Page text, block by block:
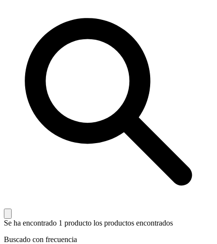
Se ha encontrado 1 producto los productos encontrados
Buscado con frecuencia